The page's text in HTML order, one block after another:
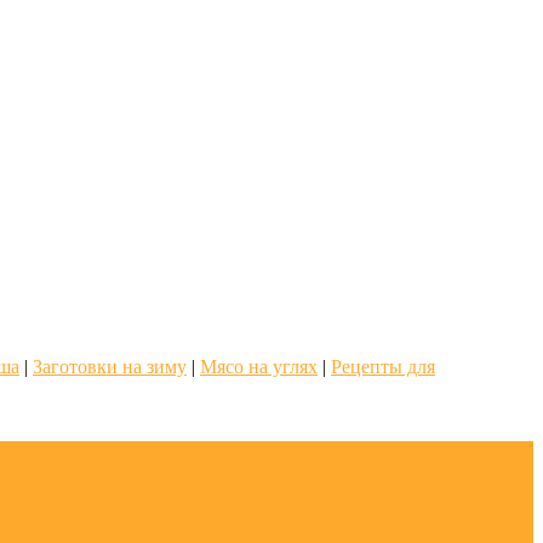
| Заготовки на зиму | Мясо на углях | Рецепты для